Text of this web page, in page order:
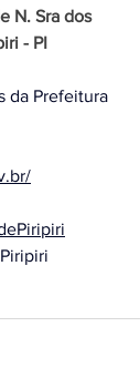
N. Sra dos
- PI
da Prefeitura